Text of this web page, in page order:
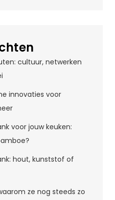
cultuur, netwerken
innovaties voor
voor jouw keuken:
hout, kunststof of
ze nog steeds zo